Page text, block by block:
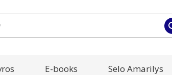
E-books Selo Amarilys